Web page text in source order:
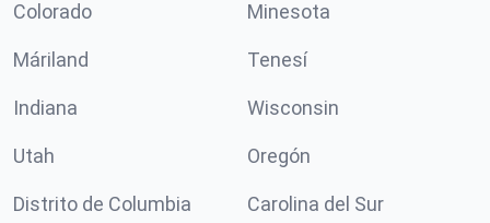
Colorado Minesota
Máriland Tenesí
Indiana Wisconsin
Utah Oregón
Distrito de Columbia Carolina del Sur